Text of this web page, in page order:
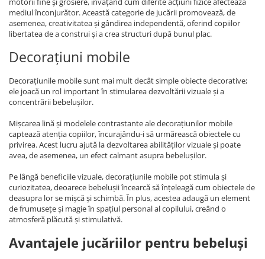
mediul înconjurător. Această categorie de jucării promovează, de
asemenea, creativitatea și gândirea independentă, oferind copiilor
libertatea de a construi și a crea structuri după bunul plac.
Decorațiuni mobile
Decorațiunile mobile sunt mai mult decât simple obiecte decorative;
ele joacă un rol important în stimularea dezvoltării vizuale și a
concentrării bebelușilor.
Mișcarea lină și modelele contrastante ale decorațiunilor mobile
captează atenția copiilor, încurajându-i să urmărească obiectele cu
privirea. Acest lucru ajută la dezvoltarea abilităților vizuale și poate
avea, de asemenea, un efect calmant asupra bebelușilor.
Pe lângă beneficiile vizuale, decorațiunile mobile pot stimula și
curiozitatea, deoarece bebelușii încearcă să înțeleagă cum obiectele de
deasupra lor se mișcă și schimbă. În plus, acestea adaugă un element
de frumusețe și magie în spațiul personal al copilului, creând o
atmosferă plăcută și stimulativă.
Avantajele jucăriilor pentru bebeluși